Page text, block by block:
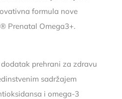
formula nove
Prenatal Omega3+.
prehrani za zdravu
sadržajem
i omega-3